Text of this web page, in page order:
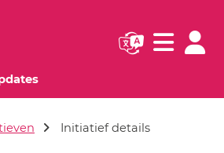
pagina)
(huidige pagina)
Navigatie
Initiatief details